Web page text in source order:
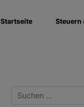
Startseite Steuern